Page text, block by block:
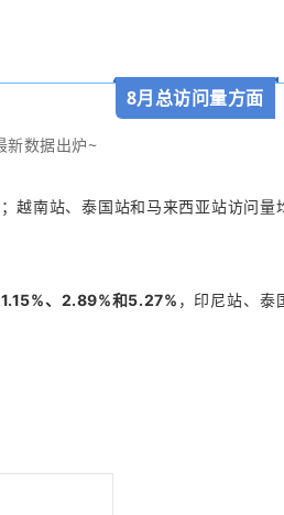
8月总访问量方面
；越南站、泰国站和马来西亚站访问量
1.15%、2.89%和5.27% ，印尼站、泰